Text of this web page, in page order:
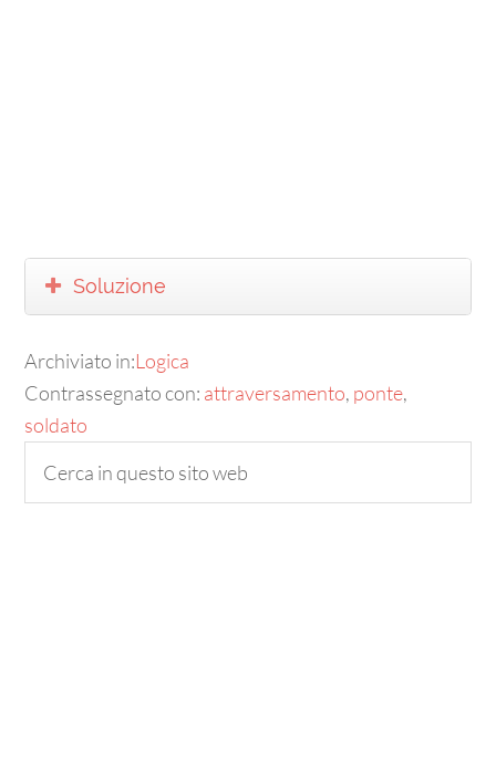
Soluzione
Archiviato in:Logica
Contrassegnato con: attraversamento, ponte,
soldato